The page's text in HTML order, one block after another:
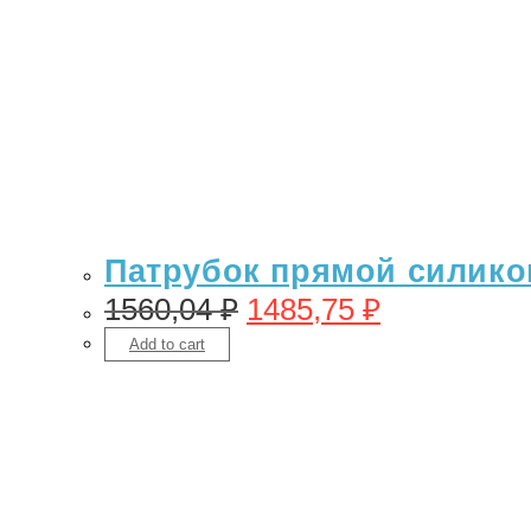
Патрубок прямой
1560,04₽ 1485,75 ₽
Add to cart